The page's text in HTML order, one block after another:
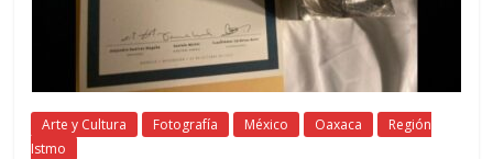
Arte y Cultura Fotografía México Oaxaca
Región
Istmo